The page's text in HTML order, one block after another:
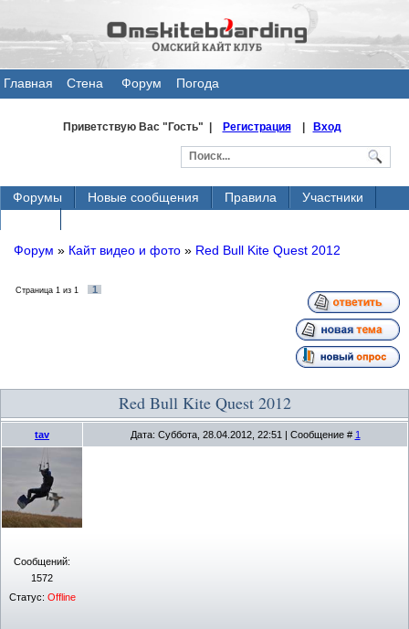
Главная
Стена
Форум Погода
Приветствую Вас"Гость" | Регистрация| Вход
Форумы Новые сообщения Правила
Участники
Форум » Кайт видео и фото » Red Bull Kite Quest 2012
Страница 1 из 1 1
Red Bull Kite Quest 2012
tav Дата: Суббота, 28.04.2012, 22:51 | Сообщение # 1
Сообщений:
1572
Статус: Offline